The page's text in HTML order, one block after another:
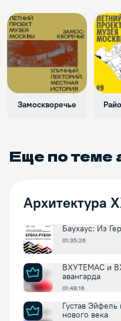
Замоскворечье
Еще по теме
Архитектура
Баухаус: Из
01:35:26
ВХУТЕМАС и
авангарда
01:48:16
Густав
нового века